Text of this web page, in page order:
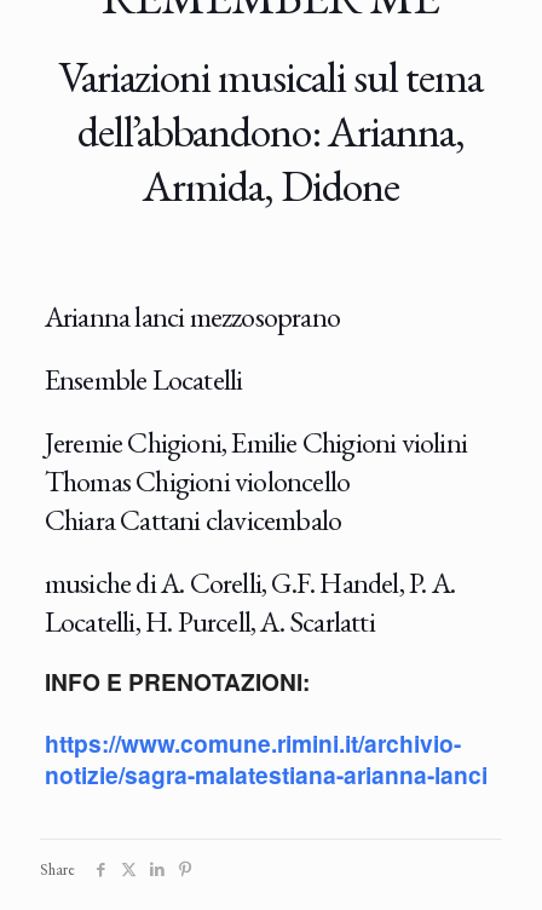
Variazioni musicali sul tema
dell’abbandono: Arianna,
Armida, Didone
Arianna lanci mezzosoprano
Ensemble Locatelli
Jeremie Chigioni, Emilie Chigioni violini
Thomas Chigioni violoncello
Chiara Cattani clavicembalo
musiche di A. Corelli, G.F. Handel, P. A.
Locatelli, H. Purcell, A. Scarlatti
INFO E PRENOTAZIONI:
https://www.comune.rimini.it/archivio-
notizie/sagra-malatestiana-arianna-lanci
Share